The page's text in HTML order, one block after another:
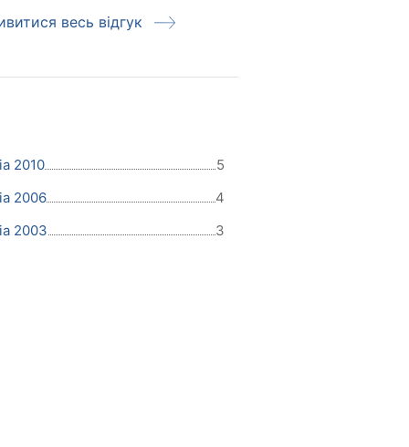
весь відгук
2010
5
2006
4
2003
3